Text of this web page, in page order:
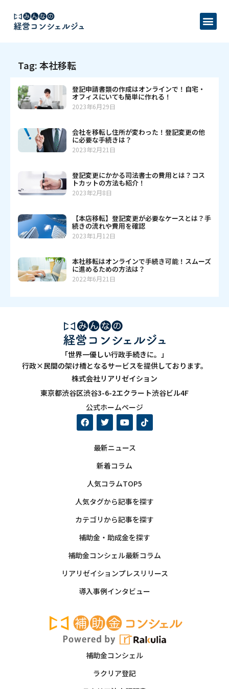
Tag: 本社移転
登記申請書類の作成はオンラインで！自宅・
オフィスにいても簡単に作れる！
2023年6月29日
会社を移転し住所が変わった！登記変更の他
に必要な手続きは？
2023年2月21日
登記変更にかかる司法書士の費用とは？コス
トカットの方法も紹介！
2023年2月8日
【本店移転】登記変更が必要なケースとは？手
続きの流れや費用を確認
2023年1月12日
本社移転はオンラインで手続き可能！スムーズ
に進めるための方法は？
2022年6月21日
「世界一優しい行政手続きに。」
行政×民間の架け橋となるサービスを提供しております。
株式会社リアリゼイション
東京都渋谷区渋谷3-6-2エクラート渋谷ビル4F
公式ホームページ
最新ニュース
新着コラム
人気コラムTOP5
人気タグから記事を探す
カテゴリから記事を探す
補助金・助成金を探す
補助金コンシェル最新コラム
リアリゼイションプレスリリース
導入事例インタビュー
補助金コンシェル
ラクリア登記